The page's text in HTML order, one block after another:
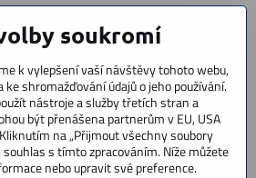
soukromí
k vylepšení vaší návštěvy tohoto webu,
ke shromažďování údajů o jeho používání.
nástroje a služby třetích stran a
být přenášena partnerům v EU, USA
na „Přijmout všechny soubory
s tímto zpracováním. Níže můžete
nebo upravit své preference.